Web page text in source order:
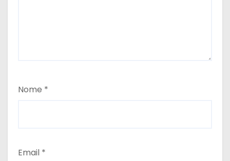
Nome *
Email *